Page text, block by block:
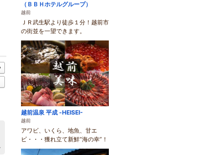
（ＢＢＨホテルグループ）
越前
ＪＲ武生駅より徒歩１分！越前市
の街並を一望できます。
越前温泉 平成 -HEISEI-
越前
アワビ、いくら、地魚、甘エ
ビ・・・獲れ立て新鮮“海の幸”！